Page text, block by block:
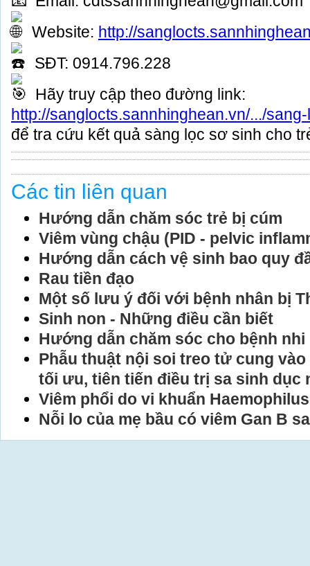
Website: http://
SĐT: 0914.796.228
Hãy truy cập theo đường link:
http://sanglocts.sannhinghean.vn/.../
để tra cứu kết quả sàng lọc sơ sinh cho
Các tin liên quan
Hướng dẫn chăm sóc trẻ bị cúm
Viêm vùng chậu (PID - pelvic
Hướng dẫn cách vệ sinh bao quy
Rau tiền đạo
Một số lưu ý đối với bệnh nhân bị
Sinh non - Những điều cần biết
Hướng dẫn chăm sóc cho bệnh
Phẫu thuật nội soi treo tử cung vào
tối ưu, tiên tiến điều trị sa sinh dục
Viêm phổi do vi khuẩn
Nỗi lo của mẹ bầu có viêm Gan B